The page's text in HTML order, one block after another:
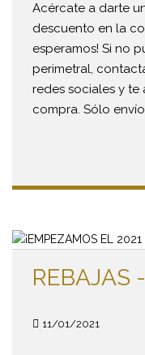
Acércate a darte
descuento en la
esperamos! Si no
perimetral,
redes sociales y te
compra. Sólo
REBAJAS
11/01/2021